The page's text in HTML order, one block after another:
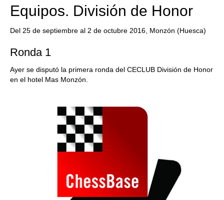
Equipos. División de Honor
Del 25 de septiembre al 2 de octubre 2016, Monzón (Huesca)
Ronda 1
Ayer se disputó la primera ronda del CECLUB División de Honor
en el hotel Mas Monzón.